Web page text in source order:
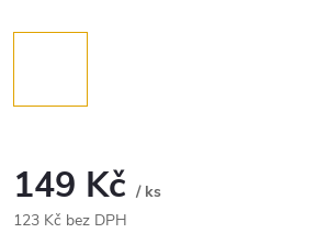
149 Kč / ks
123 Kč bez DPH